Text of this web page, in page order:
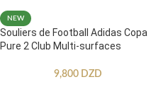
NEW
Souliers de Football Adidas Copa
Pure 2 Club Multi-surfaces
9,800 DZD